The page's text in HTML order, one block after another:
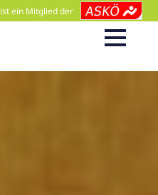
ist ein Mitglied der